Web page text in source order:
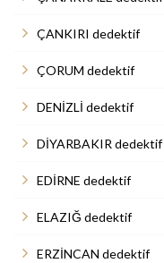
ÇANKIRI dedektif
ÇORUM dedektif
DENİZLİ dedektif
DİYARBAKIR dedektif
EDİRNE dedektif
ELAZIĞ dedektif
ERZİNCAN dedektif